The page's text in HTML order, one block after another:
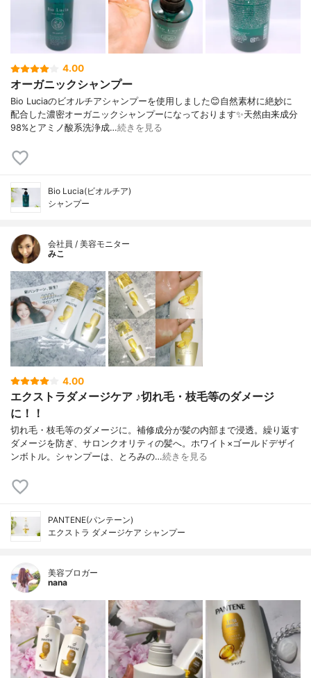
4.00
オーガニックシャンプー
Bio Luciaのビオルチアシャンプーを使用しました😊自然素材に絶妙に
配合した濃密オーガニックシャンプーになっております✨天然由来成分
98%とアミノ酸系洗浄成…続きを見る
Bio Lucia(ビオルチア)
シャンプー
会社員 / 美容モニター
みこ
4.00
エクストラダメージケア ♪切れ毛・枝毛等のダメージ
に！！
切れ毛・枝毛等のダメージに。補修成分が髪の内部まで浸透。繰り返す
ダメージを防ぎ、サロンクオリティの髪へ。ホワイト×ゴールドデザイ
ンボトル。シャンプーは、とろみの…続きを見る
PANTENE(パンテーン)
エクストラ ダメージケア シャンプー
美容ブロガー
nana